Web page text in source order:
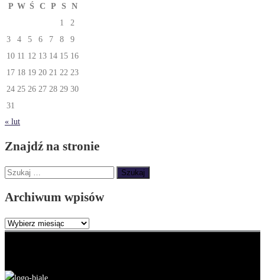
P W Ś C P S
N
1
2
3
4 5 6 7 8
9
10 11 12 13 14 15 16
17 18 19 20 21 22 23
24 25 26 27 28 29 30
31
« lut
Znajdź na stronie
Szukaj:
Archiwum wpisów
Archiwum